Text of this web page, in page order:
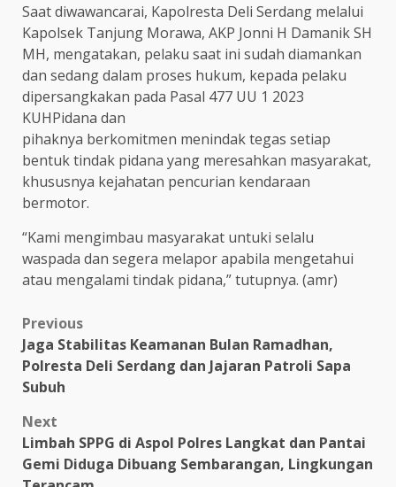
Saat diwawancarai, Kapolresta Deli Serdang melalui
Kapolsek Tanjung Morawa, AKP Jonni H Damanik SH
MH, mengatakan, pelaku saat ini sudah diamankan
dan sedang dalam proses hukum, kepada pelaku
dipersangkakan pada Pasal 477 UU 1 2023
KUHPidana dan
pihaknya berkomitmen menindak tegas setiap
bentuk tindak pidana yang meresahkan masyarakat,
khususnya kejahatan pencurian kendaraan
bermotor.
“Kami mengimbau masyarakat untuki selalu
waspada dan segera melapor apabila mengetahui
atau mengalami tindak pidana,” tutupnya. (amr)
Post
navigation
Previous
Jaga Stabilitas Keamanan Bulan Ramadhan,
Polresta Deli Serdang dan Jajaran Patroli Sapa
Subuh
Next
Limbah SPPG di Aspol Polres Langkat dan Pantai
Gemi Diduga Dibuang Sembarangan, Lingkungan